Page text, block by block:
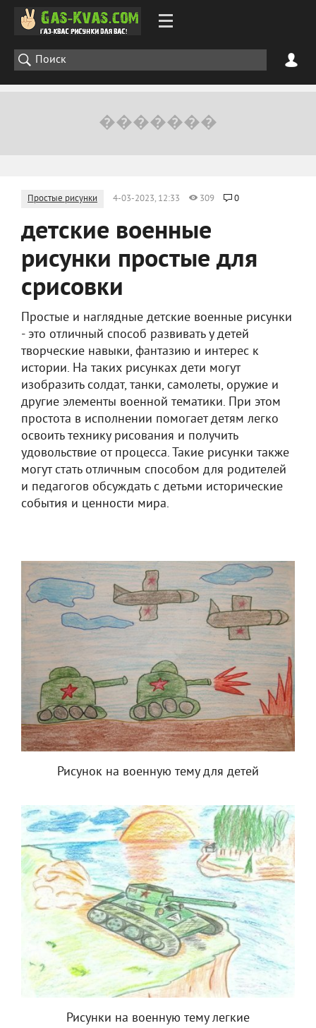
Простые рисунки 4-03-2023, 12:33 309 0
детские военные
рисунки простые для
срисовки
Простые и наглядные детские военные рисунки
- это отличный способ развивать у детей
творческие навыки, фантазию и интерес к
истории. На таких рисунках дети могут
изобразить солдат, танки, самолеты, оружие и
другие элементы военной тематики. При этом
простота в исполнении помогает детям легко
освоить технику рисования и получить
удовольствие от процесса. Такие рисунки также
могут стать отличным способом для родителей
и педагогов обсуждать с детьми исторические
события и ценности мира.
Рисунок на военную тему для детей
Рисунки на военную тему легкие